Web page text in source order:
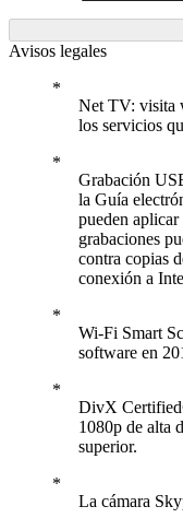
Avisos legales
Net TV: visita
los servicios
Grabación
la Guía
pueden
grabaciones
contra copias
conexión a
Wi-Fi Smart
software en
DivX
1080p de alta
superior.
La cámara